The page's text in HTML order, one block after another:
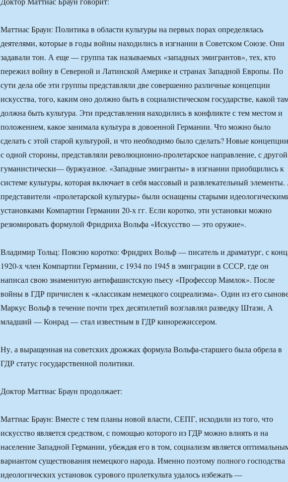
Маттиас Браун: Политика в области культуры на первых порах определялась
деятелями, которые в годы войны находились в изгнании в Советском Союзе. Они
задавали тон. А еще — группа так называемых «западных эмигрантов», тех, кто
пережил войну в Северной и Латинской Америке и странах Западной Европы. По
сути дела обе эти группы представляли две совершенно различные концепции
искусства, того, каким оно должно быть в социалистическом государстве, какой
должна быть культура. Эти представления находились в конфликте с тем местом и
положением, какое занимала культура в довоенной Германии. Что можно было
сделать с этой старой культурой, и что необходимо было сделать? Новые
с одной стороны, представляли революционно-пролетарское направление, с
гуманистически— буржуазное. «Западные эмигранты» в изгнании приобщились к
системе культуры, которая включает в себя массовый и развлекательный
представители «пролетарской культуры» были оснащены старыми
установками Компартии Германии 20-х гг. Если коротко, эти установки можно
резюмировать формулой Фридриха Вольфа «Искусство — это оружие».
Владимир Тольц: Поясню коротко: Фридрих Вольф — писатель и драматург, с
1920-х член Компартии Германии, с 1934 по 1945 в эмиграции в СССР, где он
написал свою знаменитую антифашистскую пьесу «Профессор Мамлок». После
войны в ГДР причислен к «классикам немецкого соцреализма». Один из его
Маркус Вольф в течение почти трех десятилетий возглавлял разведку Штази, А
младший — Конрад — стал известным в ГДР кинорежиссером.
Ну, а выращенная на советских дрожжах формула Вольфа-старшего была обрела в
ГДР статус государственной политики.
Доктор Маттиас Браун продолжает:
Маттиас Браун: Вместе с тем планы новой власти, СЕПГ, исходили из того, что
искусство является средством, с помощью которого из ГДР можно влиять и на
население Западной Германии, убеждая его в том, социализм является
вариантом существования немецкого народа. Именно поэтому полного господства
идеологических установок сурового пролеткульта удалось избежать —